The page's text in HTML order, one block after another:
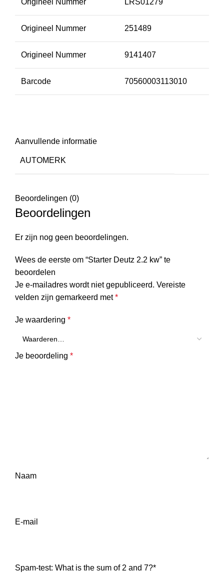
Origineel Nummer LRS01279
Origineel Nummer 251489
Origineel Nummer 9141407
Barcode 70560003113010
Aanvullende informatie
AUTOMERK
Beoordelingen (0)
Beoordelingen
Er zijn nog geen beoordelingen.
Wees de eerste om “Starter Deutz 2.2 kw” te
beoordelen
Je e-mailadres wordt niet gepubliceerd. Vereiste
velden zijn gemarkeerd met*
Je waardering *
Je beoordeling *
Naam
E-mail
Spam-test: What is the sum of 2 and 7?*